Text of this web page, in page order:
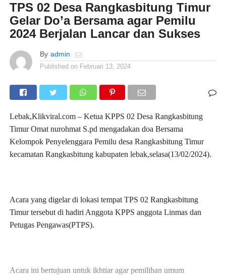
TPS 02 Desa Rangkasbitung Timur
Gelar Do’a Bersama agar Pemilu
2024 Berjalan Lancar dan Sukses
By admin
Published on Februari 13, 2024
Lebak,Klikviral.com – Ketua KPPS 02 Desa Rangkasbitung
Timur Omat nurohmat S.pd mengadakan doa Bersama
Kelompok Penyelenggara Pemilu desa Rangkasbitung Timur
kecamatan Rangkasbitung kabupaten lebak,selasa(13/02/2024).
Acara yang digelar di lokasi tempat TPS 02 Rangkasbitung
Timur tersebut di hadiri Anggota KPPS anggota Linmas dan
Petugas Pengawas(PTPS).
Acara ini bertujuan untuk ikhtiar agar pemilihan umum